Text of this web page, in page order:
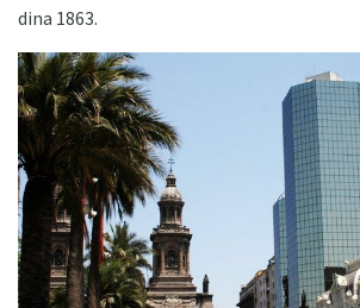
dina 1863.